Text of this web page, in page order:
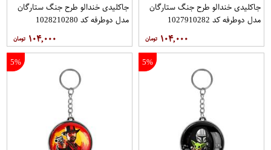
جاکلیدی خندالو طرح جنگ ستارگان
مدل دوطرفه کد 1027910282
۱۰۴,۰۰۰
جاکلیدی خندالو طرح جنگ ستارگان
مدل دوطرفه کد 1028210280
۱۰۴,۰۰۰
5%
5%